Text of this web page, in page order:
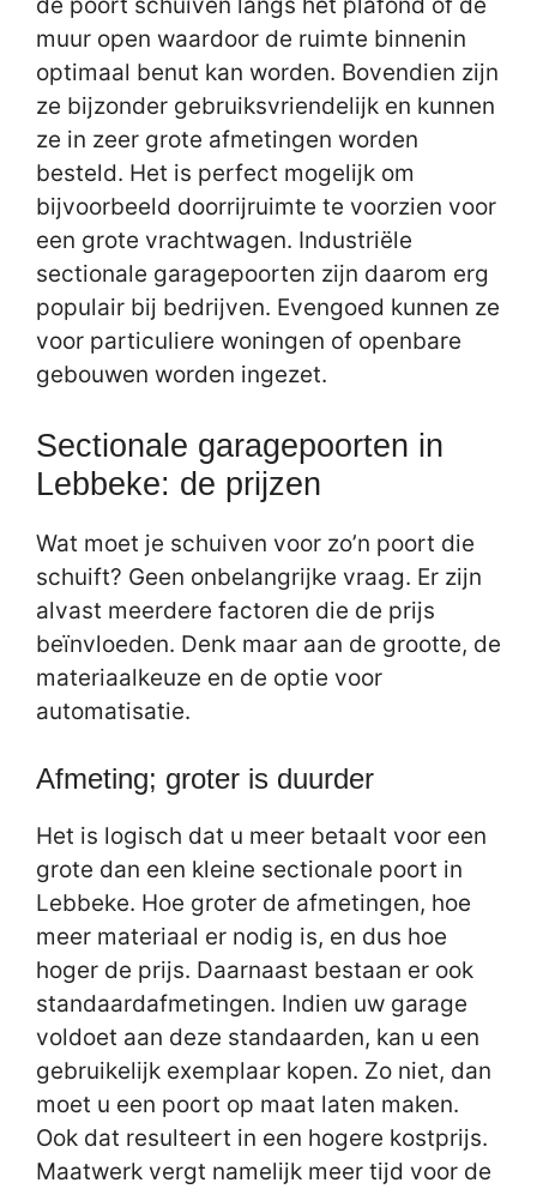
de poort schuiven langs het plafond of de
muur open waardoor de ruimte binnenin
optimaal benut kan worden. Bovendien zijn
ze bijzonder gebruiksvriendelijk en kunnen
ze in zeer grote afmetingen worden
besteld. Het is perfect mogelijk om
bijvoorbeeld doorrijruimte te voorzien voor
een grote vrachtwagen. Industriële
sectionale garagepoorten zijn daarom erg
populair bij bedrijven. Evengoed kunnen ze
voor particuliere woningen of openbare
gebouwen worden ingezet.
Sectionale garagepoorten in
Lebbeke: de prijzen
Wat moet je schuiven voor zo’n poort die
schuift? Geen onbelangrijke vraag. Er zijn
alvast meerdere factoren die de prijs
beïnvloeden. Denk maar aan de grootte, de
materiaalkeuze en de optie voor
automatisatie.
Afmeting; groter is duurder
Het is logisch dat u meer betaalt voor een
grote dan een kleine sectionale poort in
Lebbeke. Hoe groter de afmetingen, hoe
meer materiaal er nodig is, en dus hoe
hoger de prijs. Daarnaast bestaan er ook
standaardafmetingen. Indien uw garage
voldoet aan deze standaarden, kan u een
gebruikelijk exemplaar kopen. Zo niet, dan
moet u een poort op maat laten maken.
Ook dat resulteert in een hogere kostprijs.
Maatwerk vergt namelijk meer tijd voor de